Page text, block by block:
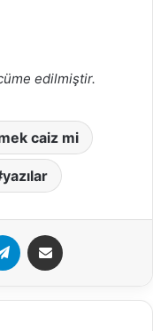
edilmiştir.
caiz mi
yazılar